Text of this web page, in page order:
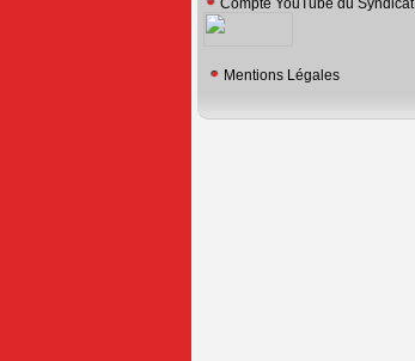
Compte YouTube du Syndicat
Mentions Légales